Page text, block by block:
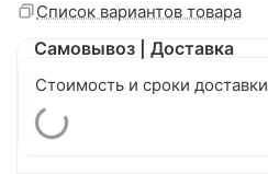
Список вариантов товара
Самовывоз | Доставка
Стоимость и сроки доставки